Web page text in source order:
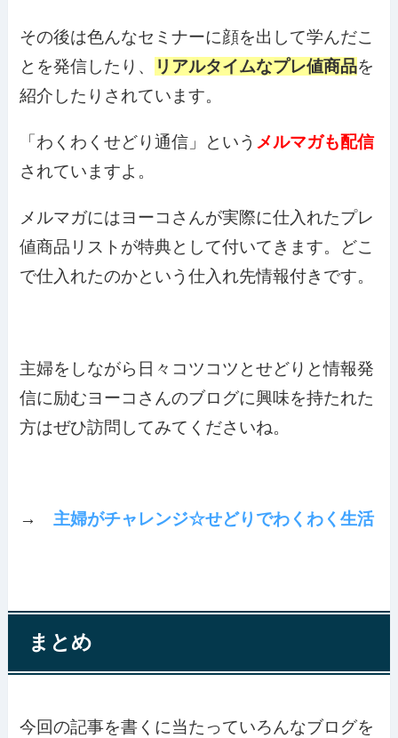
その後は色んなセミナーに顔を出して学んだこ
とを発信したり、
リアルタイムなプレ値商品を
紹介したりされています。
「わくわくせどり通信」という メルマガも配信
されていますよ。
メルマガにはヨーコさんが実際に仕入れたプレ
値商品リストが特典として付いてきます。どこ
で仕入れたのかという仕入れ先情報付きです。
主婦をしながら日々コツコツとせどりと情報発
信に励むヨーコさんのブログに興味を持たれた
方はぜひ訪問してみてくださいね。
→ 主婦がチャレンジ☆せどりでわくわく生活
まとめ
今回の記事を書くに当たっていろんなブログを